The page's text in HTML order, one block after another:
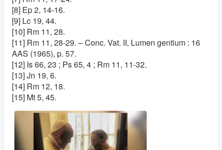
[8] Ep 2, 14-16.
[9] Lc 19, 44.
[10] Rm 11, 28.
[11] Rm 11, 28-29. – Conc. Vat. II, Lumen gentium : 16
AAS (1965), p. 57.
[12] Is 66, 23 ; Ps 65, 4 ; Rm 11, 11-32.
[13] Jn 19, 6.
[14] Rm 12, 18.
[15] Mt 5, 45.